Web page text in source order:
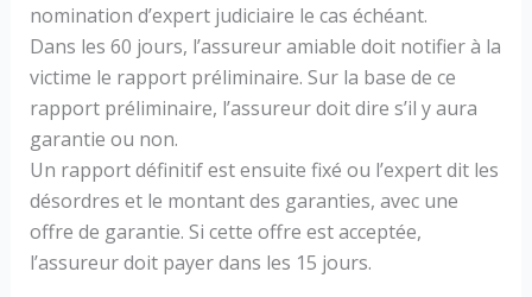
nomination d’expert judiciaire le cas échéant.
Dans les 60 jours, l’assureur amiable doit notifier à la
victime le rapport préliminaire. Sur la base de ce
rapport préliminaire, l’assureur doit dire s’il y aura
garantie ou non.
Un rapport définitif est ensuite fixé ou l’expert dit les
désordres et le montant des garanties, avec une
offre de garantie. Si cette offre est acceptée,
l’assureur doit payer dans les 15 jours.